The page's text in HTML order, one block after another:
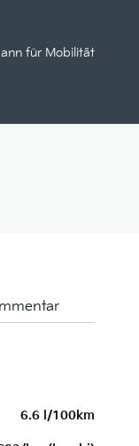
für Mobilität
6.6 l/100km